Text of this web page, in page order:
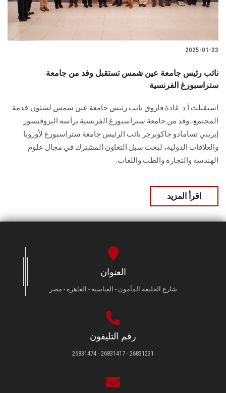
الدراسات العليا
الخريجين
سجل الان
2025-01-23
نائب رئيس جامعة عين شمس تستقبل وفد من جامعة
ستراسبورغ الفرنسية
استقبلت أ.د. غادة فاروق نائب رئيس جامعة عين شمس لشئون خدمة
المجتمع، وفد ‏من جامعة ستراسبورغ الفرنسية يرأسه البروفيسور
إيريني تسامادو جاكوبرجر نائب الرئيس ‏جامعة ستراسبورغ لأوروبا
والعلاقات الدولية، لبحث سبل التعاون المشترك في مجال علوم
الهندسة والتجارة والطب واللغات‎.‎‎
اقرأ المزيد
العنوان
شارع الخليفة المأمون - العباسية - القاهرة - مصر
رقم التليفون
26831231 - 26831417 - 26831474